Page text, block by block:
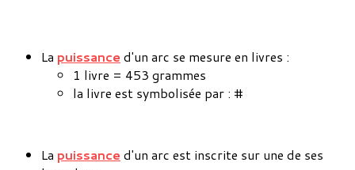
La puissance d'un arc se mesure en livres :
1 livre = 453 grammes
la livre est symbolisée par : #
La puissance d'un arc est inscrite sur une de ses